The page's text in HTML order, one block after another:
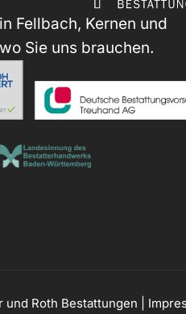
Fellbach, Kernen und
Sie uns brauchen.
Roth Bestattungen |